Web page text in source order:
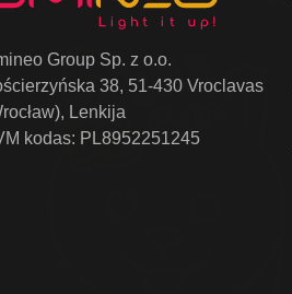
Group Sp. z o.o.
38, 51-430 Vroclavas
Lenkija
kodas: PL8952251245